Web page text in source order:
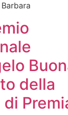
della